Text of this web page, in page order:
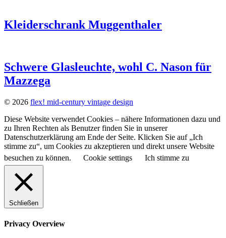
Kleiderschrank Muggenthaler
Schwere Glasleuchte, wohl C. Nason für
Mazzega
© 2026 flex! mid-century vintage design
Diese Website verwendet Cookies – nähere Informationen dazu und
zu Ihren Rechten als Benutzer finden Sie in unserer
Datenschutzerklärung am Ende der Seite. Klicken Sie auf „Ich
stimme zu“, um Cookies zu akzeptieren und direkt unsere Website
besuchen zu können.
Cookie settings Ich stimme zu
Schließen
Privacy Overview